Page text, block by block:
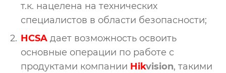
т.к. нацелена на технических
специалистов в области безопасности;
HCSA дает возможность освоить
основные операции по работе с
продуктами компании Hikvision, такими